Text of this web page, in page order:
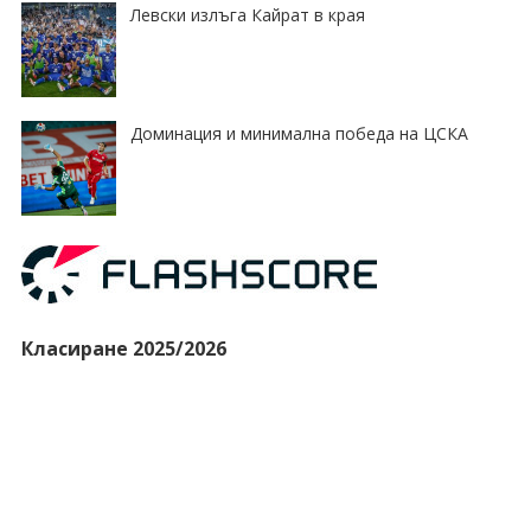
Левски излъга Кайрат в края
Доминация и минимална победа на ЦСКА
Класиране 2025/2026